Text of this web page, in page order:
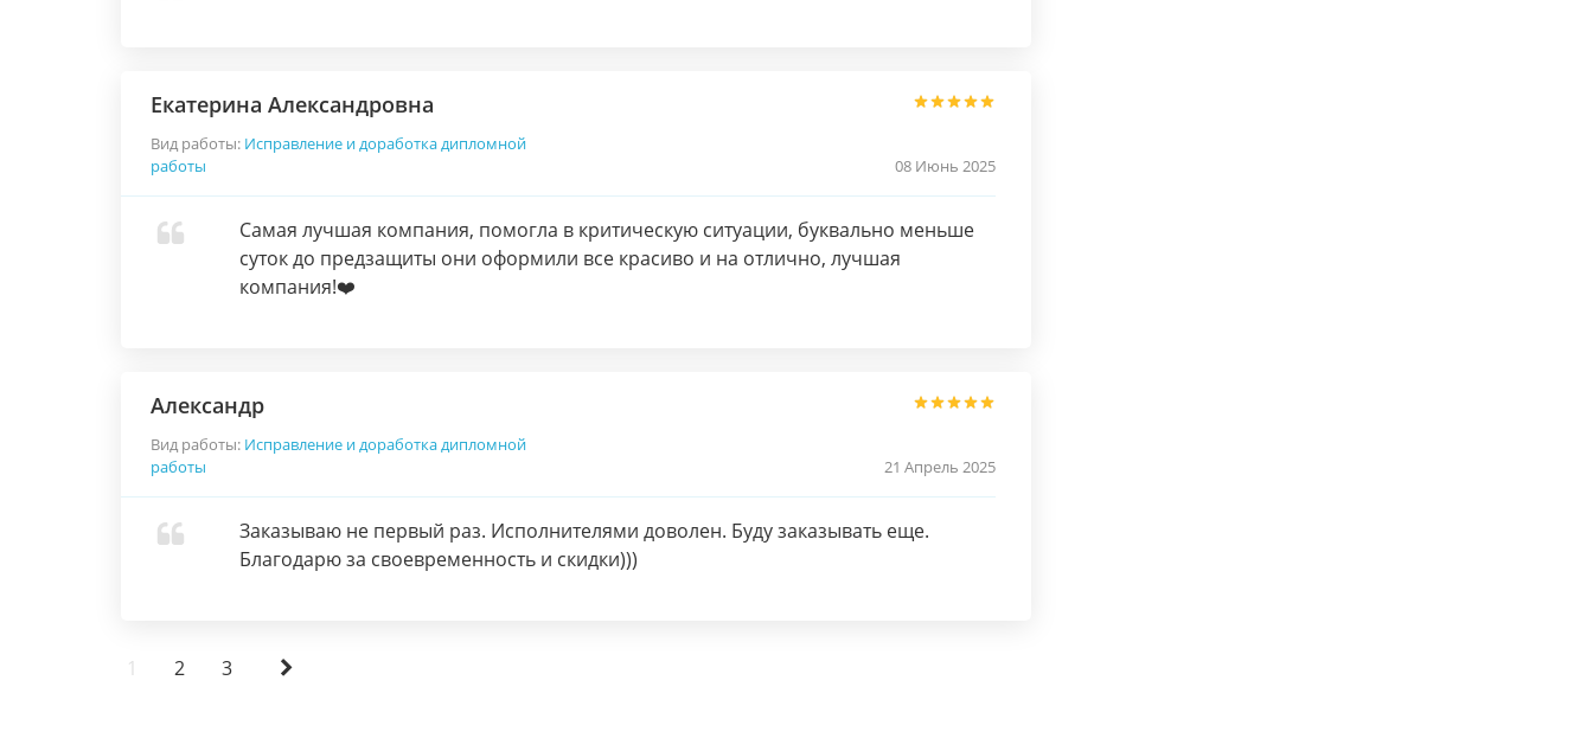
Екатерина Александровна
Вид работы: Исправление и доработка дипломной
работы
08 Июнь 2025
Самая лучшая компания, помогла в критическую ситуации, буквально меньше
суток до предзащиты они оформили все красиво и на отлично, лучшая
компания!❤️
Александр
Вид работы: Исправление и доработка дипломной
работы
21 Апрель 2025
Заказываю не первый раз. Исполнителями доволен. Буду заказывать еще.
Благодарю за своевременность и скидки)))
1 2 3